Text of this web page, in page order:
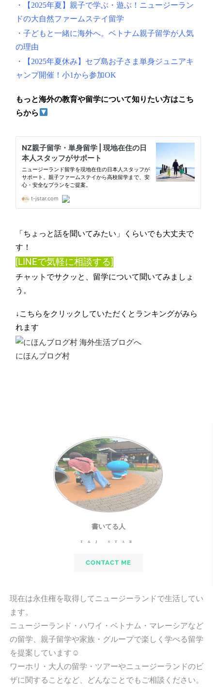
・【2025年夏】親子で学ぶ・遊ぶ！ニュージーラン
ドの大自然ファームステイ留学
・子どもと一緒に海外へ。ベトナム親子留学が人気
の理由
・
【2025年夏休み】セブ島お子さま単身ジュニアキ
ャンプ開催！小1から参加OK
もっと海外の教育や留学について知りたい方はこち
らから
「ちょっと話を聞いてみたい」くらいでも大丈夫で
す！
[LINEで気軽に相談する]
チャットでサクッと、留学について聞いてみましょ
う。
↓こちらをクリックしていただくとランキングがみら
れます
にほんブログ村
書いてる人
T&J STAR
CONTACT ME
現在は永住権を取得してニュージーランドで生活してい
ます。
ニュージーランド・ハワイ・ベトナム・マレーシアなど
の留学、親子留学や家族・グループで楽しく学べる留学
を提案しています☺︎
ワーホリ・大人の留学・ツアーやニュージーランドのビ
ザに関することなど、どんなことでもご相談ください。